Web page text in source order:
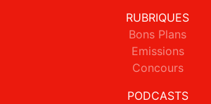
RUBRIQUES
Bons Plans
Emissions
Concours
PODCASTS